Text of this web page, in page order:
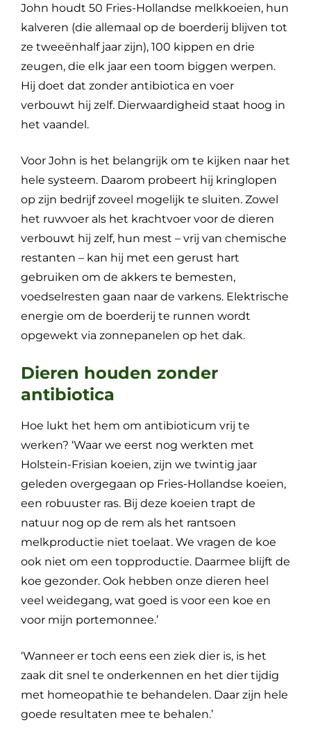
John houdt 50 Fries-Hollandse melkkoeien, hun
kalveren (die allemaal op de boerderij blijven tot
ze tweeënhalf jaar zijn), 100 kippen en drie
zeugen, die elk jaar een toom biggen werpen.
Hij doet dat zonder antibiotica en voer
verbouwt hij zelf. Dierwaardigheid staat hoog in
het vaandel.
Voor John is het belangrijk om te kijken naar het
hele systeem. Daarom probeert hij kringlopen
op zijn bedrijf zoveel mogelijk te sluiten. Zowel
het ruwvoer als het krachtvoer voor de dieren
verbouwt hij zelf, hun mest – vrij van chemische
restanten – kan hij met een gerust hart
gebruiken om de akkers te bemesten,
voedselresten gaan naar de varkens. Elektrische
energie om de boerderij te runnen wordt
opgewekt via zonnepanelen op het dak.
Dieren houden zonder
antibiotica
Hoe lukt het hem om antibioticum vrij te
werken? ‘Waar we eerst nog werkten met
Holstein-Frisian koeien, zijn we twintig jaar
geleden overgegaan op Fries-Hollandse koeien,
een robuuster ras. Bij deze koeien trapt de
natuur nog op de rem als het rantsoen
melkproductie niet toelaat. We vragen de koe
ook niet om een topproductie. Daarmee blijft de
koe gezonder. Ook hebben onze dieren heel
veel weidegang, wat goed is voor een koe en
voor mijn portemonnee.’
‘Wanneer er toch eens een ziek dier is, is het
zaak dit snel te onderkennen en het dier tijdig
met homeopathie te behandelen. Daar zijn hele
goede resultaten mee te behalen.’